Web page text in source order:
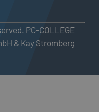
PC-COLLEGE
& Kay Stromberg